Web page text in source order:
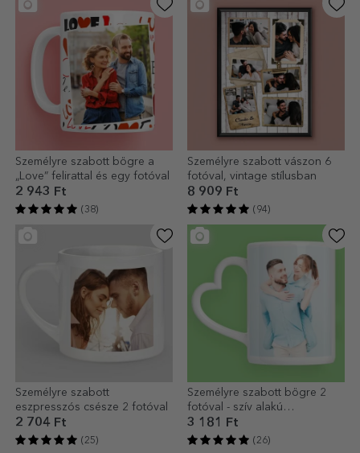
Személyre szabott bögre a
„Love” felirattal és egy fotóval
2 943 Ft
(38)
Személyre szabott vászon 6
fotóval, vintage stílusban
8 909 Ft
(94)
Személyre szabott
eszpresszós csésze 2 fotóval
2 704 Ft
(25)
Személyre szabott bögre 2
fotóval - szív alakú
fogantyúval
3 181 Ft
(26)